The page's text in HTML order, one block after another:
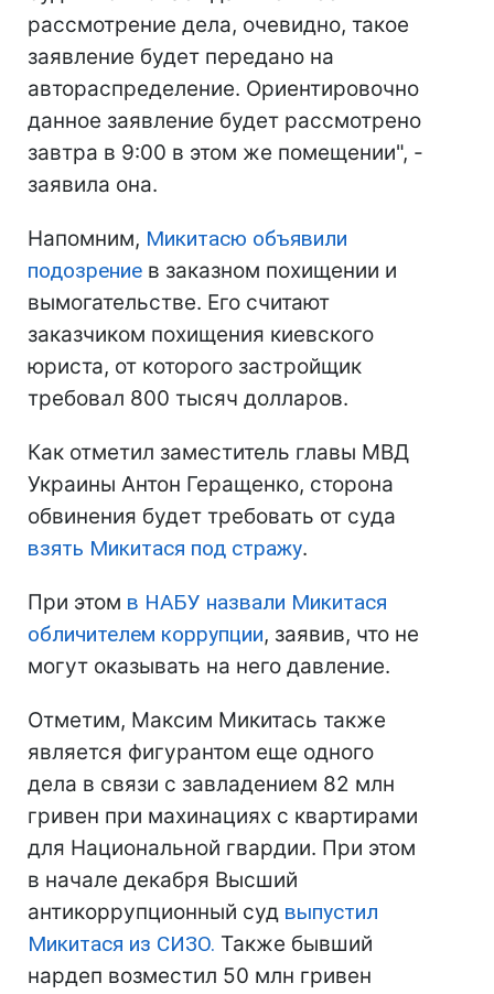
рассмотрение дела, очевидно, такое
заявление будет передано на
автораспределение. Ориентировочно
данное заявление будет рассмотрено
завтра в 9:00 в этом же помещении", -
заявила она.
Напомним, Микитасю объявили
подозрение в заказном похищении и
вымогательстве. Его считают
заказчиком похищения киевского
юриста, от которого застройщик
требовал 800 тысяч долларов.
Как отметил заместитель главы МВД
Украины Антон Геращенко, сторона
обвинения будет требовать от суда
взять Микитася под стражу.
При этом в НАБУ назвали Микитася
обличителем коррупции, заявив, что не
могут оказывать на него давление.
Отметим, Максим Микитась также
является фигурантом еще одного
дела в связи с завладением 82 млн
гривен при махинациях с квартирами
для Национальной гвардии. При этом
в начале декабря Высший
антикоррупционный суд выпустил
Микитася из СИЗО. Также бывший
нардеп возместил 50 млн гривен